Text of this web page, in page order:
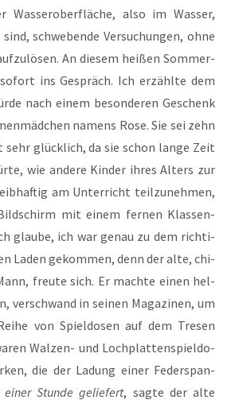
Was­ser­ober­flä­che, also im Was­ser,
schwe­ben­de Ver­su­chun­gen, ohne
An die­sem hei­ßen Som­mer­
ins Gespräch. Ich erzähl­te dem
nach einem beson­de­ren Geschenk
namens Rose. Sie sei zehn
glück­lich, da sie schon lan­ge Zeit
wie ande­re Kin­der ihres Alters zur
am Unter­richt teil­zu­neh­men,
mit einem fer­nen Klas­sen­
glau­be, ich war genau zu dem rich­ti­
Laden gekom­men, denn der alte, chi­
freu­te sich. Er mach­te einen hel­
ver­schwand in sei­nen Maga­zi­nen, um
von Spiel­do­sen auf dem Tre­sen
Wal­zen- und Loch­plat­ten­spiel­do­
die der Ladung einer Feder­span­
einer Stun­de gelie­fert, sag­te der alte